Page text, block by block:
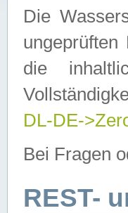
Die
die
DL-DE-
Bei Fragen
REST-